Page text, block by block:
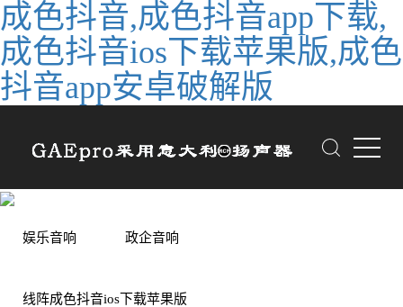
成色抖音,成色抖音app下载,
成色抖音ios下载苹果版,成色
抖音app安卓破解版
娱乐音响 政企音响
线阵成色抖音ios下载苹果版